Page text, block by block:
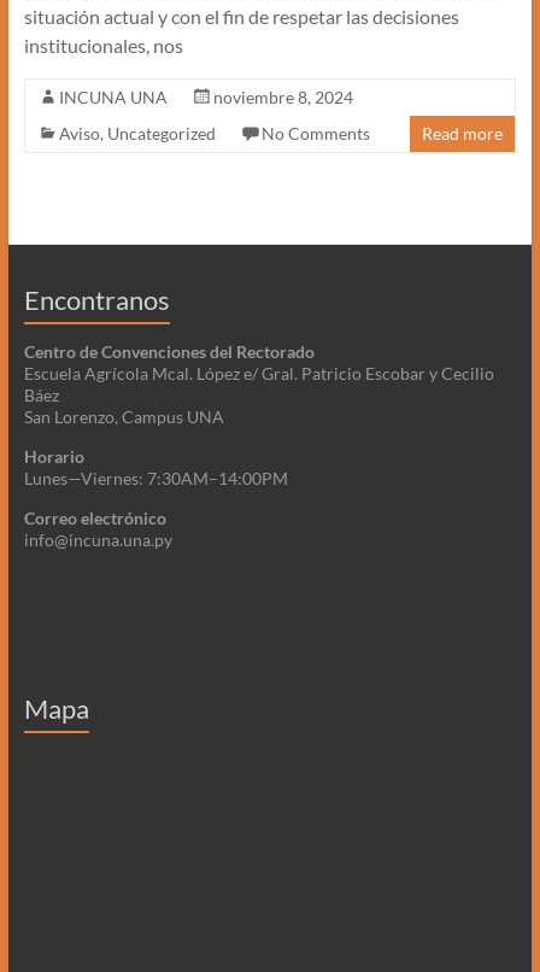
situación actual y con el fin de respetar las decisiones
institucionales, nos
INCUNA UNA
noviembre 8, 2024
Aviso, Uncategorized No Comments Read more
Encontranos
Centro de Convenciones del Rectorado
Escuela Agrícola Mcal. López e/ Gral. Patricio Escobar y Cecilio
Báez
San Lorenzo, Campus UNA
Horario
Lunes—Viernes: 7:30AM–14:00PM
Correo electrónico
info@incuna.una.py
Mapa